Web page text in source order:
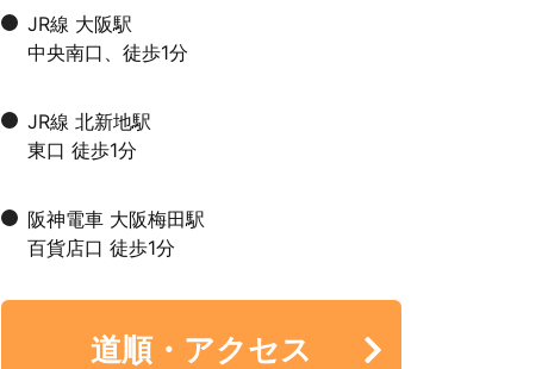
JR線 大阪駅
中央南口、徒歩1分
JR線 北新地駅
東口 徒歩1分
阪神電車 大阪梅田駅
百貨店口 徒歩1分
道順・アクセス